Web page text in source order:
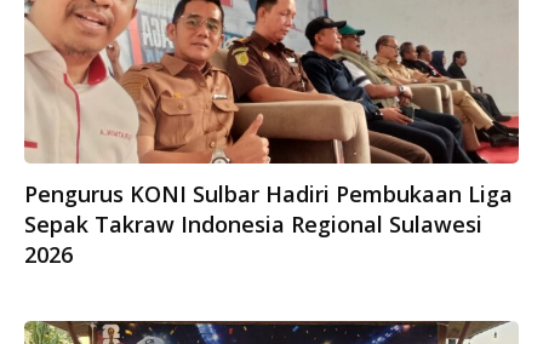
Pengurus KONI Sulbar Hadiri Pembukaan Liga
Sepak Takraw Indonesia Regional Sulawesi
2026